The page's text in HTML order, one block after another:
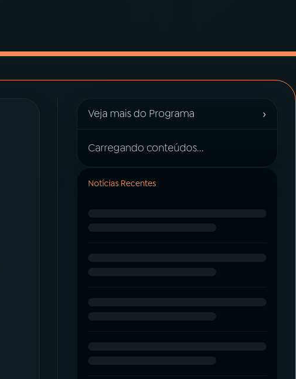
Veja mais do Programa ›
Carregando conteúdos...
Notícias Recentes